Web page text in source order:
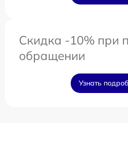
Скидка -10% при
обращении
Узнать